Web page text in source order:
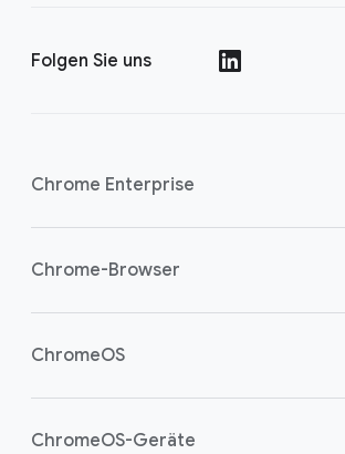
Folgen Sie uns
Chrome Enterprise
Sicherheit
Chrome-Browser
Übersicht
ChromeOS
Übersicht
ChromeOS-Geräte